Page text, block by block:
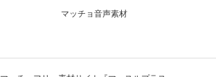
マッチョ音声素材